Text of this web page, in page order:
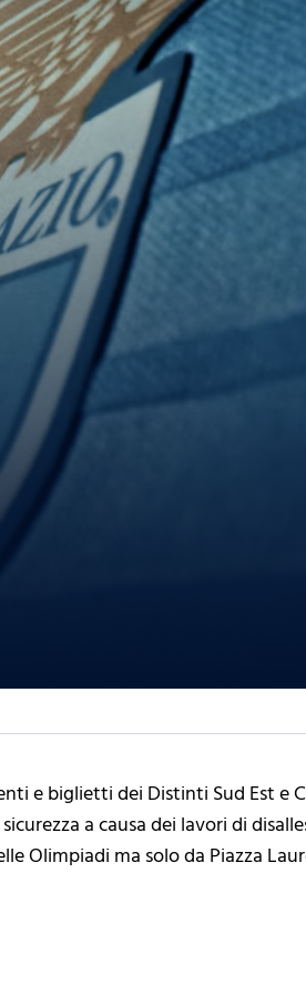
e biglietti dei Distinti Sud Est e
a causa dei lavori di
Olimpiadi ma solo da Piazza